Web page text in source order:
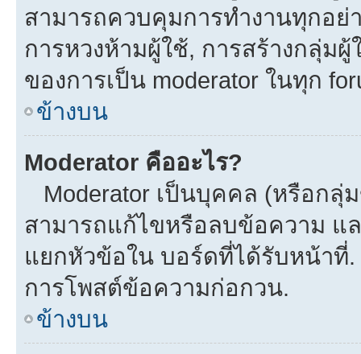
สามารถควบคุมการทำงานทุกอย่
การหวงห้ามผู้ใช้, การสร้างกลุ่ม
ของการเป็น moderator ในทุก
ข้างบน
Moderator คืออะไร?
Moderator เป็นบุคคล (หรือก
สามารถแก้ไขหรือลบข้อความ แ
แยกหัวข้อใน บอร์ดที่ได้รับหน้าที่.
การโพสต์ข้อความก่อกวน.
ข้างบน